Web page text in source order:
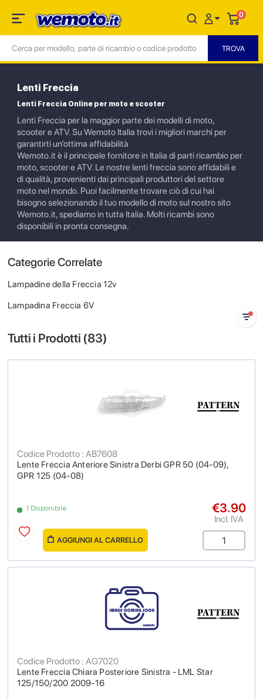
0
Lenti Freccia
Lenti Freccia Online per moto e scooter
Lenti Freccia per la maggior parte dei modelli di moto,
scooter e ATV. Su Wemoto Italia trovi i migliori marchi per
garantirti un’ottima affidabilità
Wemoto.it è il principale fornitore in Italia di parti ricambio per
moto, scooter e ATV. Le nostre lenti freccia sono affidabili e
di qualità, provenienti dai principali produttori del settore
moto nel mondo. Puoi facilmente trovare ciò di cui hai
bisogno selezionando il tuo modello di moto sul nostro sito
Wemoto.it, spediamo in tutta Italia. Molti ricambi sono
disponibili in pronta consegna.
Categorie Correlate
Lampadine della Freccia 12v
Lampadina Freccia 6V
Tutti i Prodotti (83)
Lente Freccia Anteriore Sinistra Derbi GPR 50 (04-09),
GPR 125 (04-08)
Codice Prodotto : AB7608
1 Disponibile €3.90
Incl. IVA
AGGIUNGI AL CARRELLO
Lente Freccia Chiara Posteriore Sinistra - LML Star
125/150/200 2009-16
Codice Prodotto : AG7020